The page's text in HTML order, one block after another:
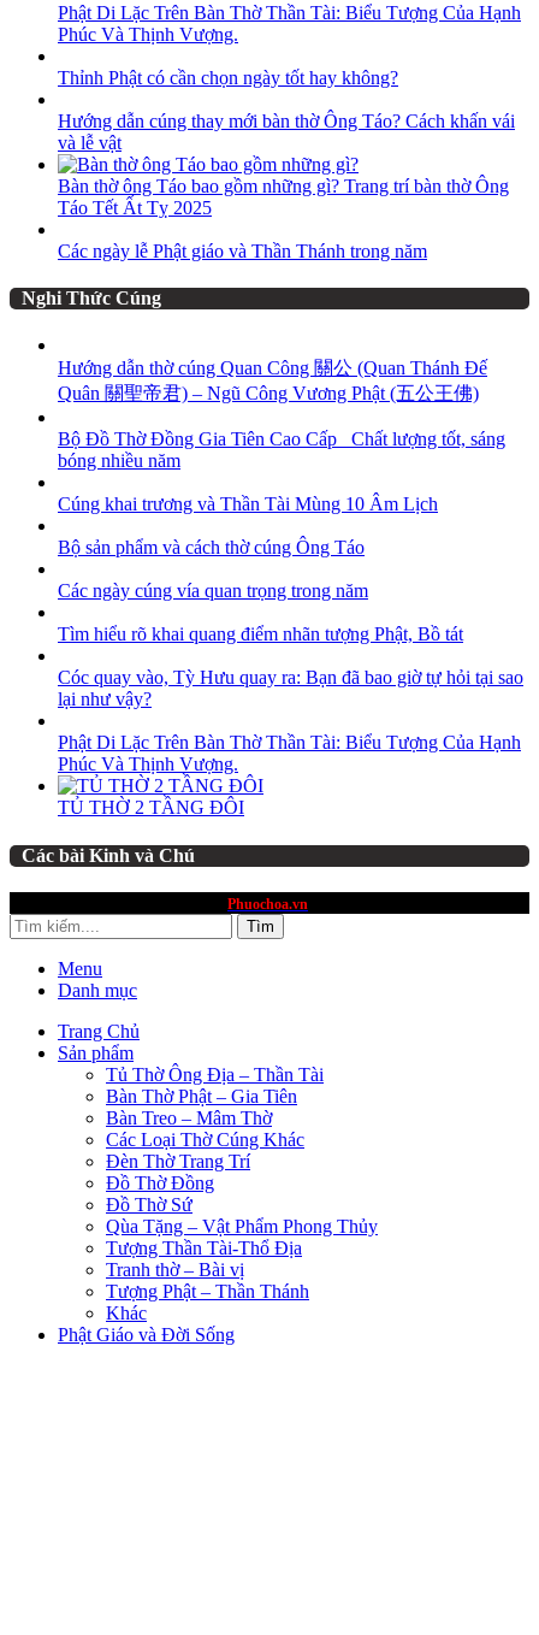
Phật Di Lặc Trên Bàn Thờ Thần Tài: Biểu Tượng Của Hạnh
Phúc Và Thịnh Vượng.
Thỉnh Phật có cần chọn ngày tốt hay không?
Hướng dẫn cúng thay mới bàn thờ Ông Táo? Cách khấn vái
và lễ vật
Bàn thờ ông Táo bao gồm những gì? Trang trí bàn thờ Ông
Táo Tết Ất Tỵ 2025
Các ngày lễ Phật giáo và Thần Thánh trong năm
Nghi Thức Cúng
Hướng dẫn thờ cúng Quan Công 關公 (Quan Thánh Đế
Quân 關聖帝君) – Ngũ Công Vương Phật (五公王佛)
Bộ Đồ Thờ Đồng Gia Tiên Cao Cấp_ Chất lượng tốt, sáng
bóng nhiều năm
Cúng khai trương và Thần Tài Mùng 10 Âm Lịch
Bộ sản phẩm và cách thờ cúng Ông Táo
Các ngày cúng vía quan trọng trong năm
Tìm hiểu rõ khai quang điểm nhãn tượng Phật, Bồ tát
Cóc quay vào, Tỳ Hưu quay ra: Bạn đã bao giờ tự hỏi tại sao
lại như vậy?
Phật Di Lặc Trên Bàn Thờ Thần Tài: Biểu Tượng Của Hạnh
Phúc Và Thịnh Vượng.
TỦ THỜ 2 TẦNG ĐÔI
Các bài Kinh và Chú
Phuochoa.vn
Tìm
Menu
Danh mục
Trang Chủ
Sản phẩm
Tủ Thờ Ông Địa – Thần Tài
Bàn Thờ Phật – Gia Tiên
Bàn Treo – Mâm Thờ
Các Loại Thờ Cúng Khác
Đèn Thờ Trang Trí
Đồ Thờ Đồng
Đồ Thờ Sứ
Qùa Tặng – Vật Phẩm Phong Thủy
Tượng Thần Tài-Thổ Địa
Tranh thờ – Bài vị
Tượng Phật – Thần Thánh
Khác
Phật Giáo và Đời Sống